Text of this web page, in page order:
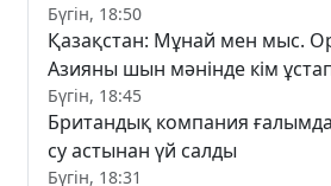
Бүгін, 18:50
Қазақстан: Мұнай мен мыс.
Азияны шын мәнінде кім
Бүгін, 18:45
Британдық компания
су астынан үй салды
Бүгін, 18:31